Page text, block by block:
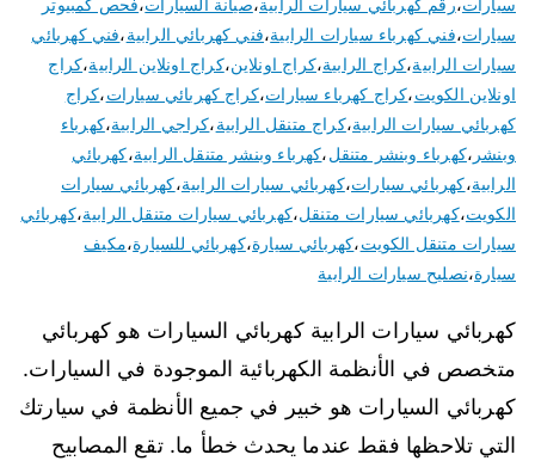
سيارات،رقم كهربائي سيارات الرابية،صيانة السيارات،فحص كمبيوتر
سيارات،فني كهرباء سيارات الرابية،فني كهربائي الرابية،فني كهربائي
سيارات الرابية،كراج الرابية،كراج اونلاين،كراج اونلاين الرابية،كراج
اونلاين الكويت،كراج كهرباء سيارات،كراج كهربائي سيارات،كراج
كهربائي سيارات الرابية،كراج متنقل الرابية،كراجي الرابية،كهرباء
وبنشر ،كهرباء وبنشر متنقل،كهرباء وبنشر متنقل الرابية،كهربائي
الرابية،كهربائي سيارات،كهربائي سيارات الرابية،كهربائي سيارات
الكويت،كهربائي سيارات متنقل،كهربائي سيارات متنقل الرابية،كهربائي
سيارات متنقل الكويت،كهربائي سيارة،كهربائي للسيارة،مكيف
سيارة،نصليح سيارات الرابية
كهربائي سيارات الرابية كهربائي السيارات هو كهربائي
متخصص في الأنظمة الكهربائية الموجودة في السيارات.
كهربائي السيارات هو خبير في جميع الأنظمة في سيارتك
التي تلاحظها فقط عندما يحدث خطأ ما. تقع المصابيح